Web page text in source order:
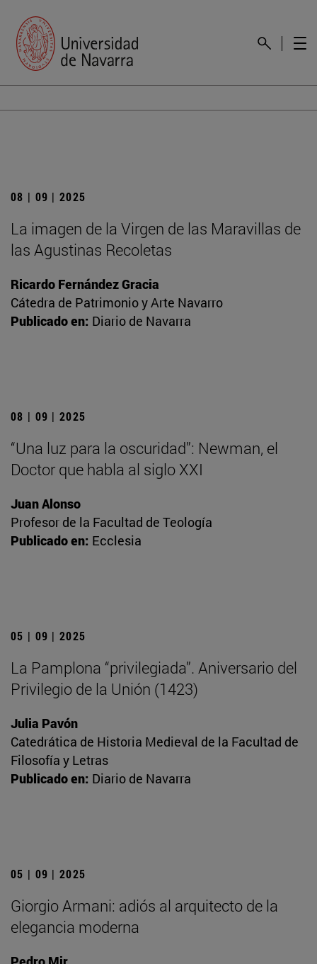
08 | 09 | 2025
La imagen de la Virgen de las Maravillas de
las Agustinas Recoletas
Ricardo Fernández Gracia
Cátedra de Patrimonio y Arte Navarro
Publicado en: Diario de Navarra
08 | 09 | 2025
“Una luz para la oscuridad”: Newman, el
Doctor que habla al siglo XXI
Juan Alonso
Profesor de la Facultad de Teología
Publicado en: Ecclesia
05 | 09 | 2025
La Pamplona “privilegiada”. Aniversario del
Privilegio de la Unión (1423)
Julia Pavón
Catedrática de Historia Medieval de la Facultad de
Filosofía y Letras
Publicado en: Diario de Navarra
05 | 09 | 2025
Giorgio Armani: adiós al arquitecto de la
elegancia moderna